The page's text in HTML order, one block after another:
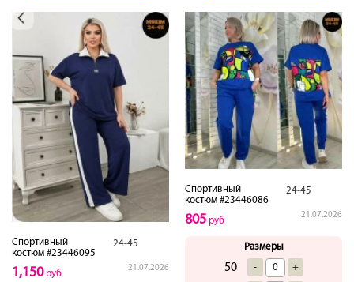
Спортивный
костюм #23446095
24-45
21.07.2026
1,150руб
Спортивный
костюм #23446086
24-45
21.07.2026
805 руб
Размеры
50 - +